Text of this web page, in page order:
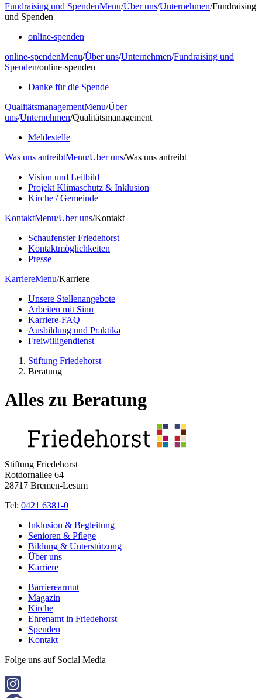
Fundraising und SpendenMenu/Über uns/Unternehmen/Fundraising
und Spenden
online-spenden
online-spendenMenu/Über uns/Unternehmen/Fundraising und
Spenden/online-spenden
Danke für die Spende
QualitätsmanagementMenu/Über
uns/Unternehmen/Qualitätsmanagement
Meldestelle
Was uns antreibtMenu/Über uns/Was uns antreibt
Vision und Leitbild
Projekt Klimaschutz & Inklusion
Kirche / Gemeinde
KontaktMenu/Über uns/Kontakt
Schaufenster Friedehorst
Kontaktmöglichkeiten
Presse
KarriereMenu/Karriere
Unsere Stellenangebote
Arbeiten mit Sinn
Karriere-FAQ
Ausbildung und Praktika
Freiwilligendienst
Stiftung Friedehorst
Beratung
Alles zu Beratung
Stiftung Friedehorst
Rotdornallee 64
28717 Bremen-Lesum
Tel: 0421 6381-0
Inklusion & Begleitung
Senioren & Pflege
Bildung & Unterstützung
Über uns
Karriere
Barrierearmut
Magazin
Kirche
Ehrenamt in Friedehorst
Spenden
Kontakt
Folge uns auf Social Media